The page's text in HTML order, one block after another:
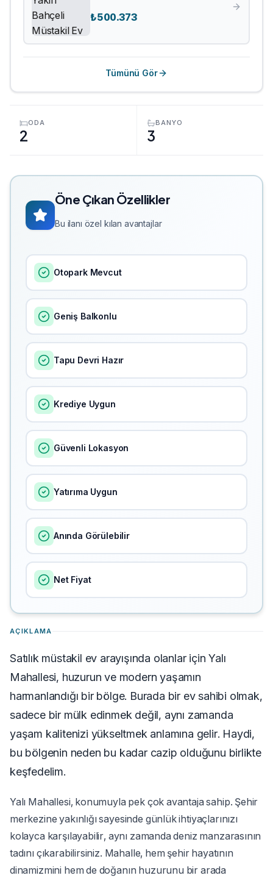
ODA
2
BANYO
3
Öne Çıkan Özellikler
Bu ilanı özel kılan avantajlar
Otopark Mevcut
Geniş Balkonlu
Tapu Devri Hazır
Krediye Uygun
Güvenli Lokasyon
Yatırıma Uygun
Anında Görülebilir
Net Fiyat
AÇIKLAMA
Satılık müstakil ev arayışında olanlar için Yalı
Mahallesi, huzurun ve modern yaşamın
harmanlandığı bir bölge. Burada bir ev sahibi olmak,
sadece bir mülk edinmek değil, aynı zamanda
yaşam kalitenizi yükseltmek anlamına gelir. Haydi,
bu bölgenin neden bu kadar cazip olduğunu birlikte
keşfedelim.
Yalı Mahallesi, konumuyla pek çok avantaja sahip. Şehir
merkezine yakınlığı sayesinde günlük ihtiyaçlarınızı
kolayca karşılayabilir, aynı zamanda deniz manzarasının
tadını çıkarabilirsiniz. Mahalle, hem şehir hayatının
dinamizmini hem de doğanın huzurunu bir arada
₺500.373
Tümünü Gör